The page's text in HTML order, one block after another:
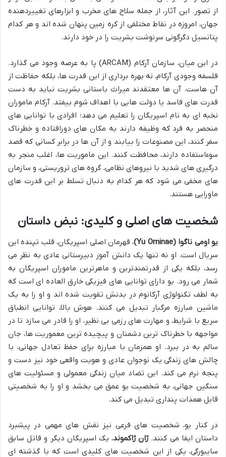
از تصور. این آثار، از جمله سلاح های مخرب و ابزارهای تغییردهنده
جهان، امروزه در نقاط مختلفی از کره زمین پنهان شده اند و هر کدام
پتانسیل دگرگونی سرنوشت بشریت را در خود دارند.
در این میان، سازمان آرکام (ARCAM) پا به عرصه وجود می گذارد.
فلسفه وجودی آرکام، نه بهره برداری از این قدرت ها، بلکه حفاظت از
آن هاست. آن ها معتقدند میراث باستانی بشریت نباید به دست
قدرت های فاسد یا دولت هایی با اهداف شوم بیفتد. آرکام ماموران
نخبه ای به نام اسپریگان را تعلیم می دهد؛ افرادی با توانایی های
منحصر به فرد که وظیفه دارند به مکان های دورافتاده و خطرناک
سفر کنند، این مصنوعات را بیابند و از آن ها در برابر کسانی که قصد
سوءاستفاده دارند، محافظت کنند. این ماموریت ها، اغلب منجر به
درگیری های شدید با نیروهای نظامی، گروه های تروریستی، و سازمان
های مخفی می شود که هر کدام به دنبال تسلط بر این قدرت های
ماورایی هستند.
شخصیت های اصلی و کلیدی: نبض داستان
یو اومی ناگوا (Yu Ominae)
، قهرمان اصلی اسپریگان، قلب تپنده این
سریال است. او نه تنها یک دانش آموز دبیرستانی عادی به نظر می
رسد، بلکه یکی از قدرتمندترین و ماهرترین ماموران اسپریگان به
شمار می رود. یو دارای توانایی های فیزیکی خارق العاده ای است که
به لطف تکنولوژی آرکانوم در بدنش تقویت شده اند و او را به یک
ماشین مبارزه مرگبار تبدیل می کنند. هوش بالا، توانایی انطباق
سریع با شرایط، و مهارت های رزمی بی نظیر، او را قادر می سازد تا در
مواجهه با خطرناک ترین دشمنان و پیچیده ترین معموریت ها، جان
سالم به در ببرد. او همزمان با مبارزه برای حفظ تعادل جهانی، با
چالش های زندگی یک نوجوان عادی و هویت واقعی خود نیز دست و
پنجه نرم می کند. این تضاد میان زندگی معمولی و مسئولیت های
سنگین جهانی، به شخصیت یو عمق می بخشد و او را به شخصیتی
قابل همذات پنداری تبدیل می کند.
در کنار یو، شخصیت های فرعی نیز نقش های مهمی در پیشبرد
داستان ایفا می کنند.ژان ژاکموند، یک اسپریگان دیگر و قاتل سابق
سایبورگی، یکی از این شخصیت های کلیدی است که با گذشته ای